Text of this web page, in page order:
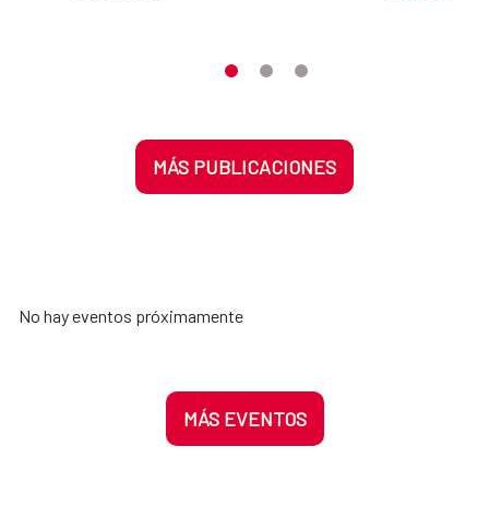
Moves the carousel to its element
Moves the carousel to its
Moves the carousel to its
MÁS PUBLICACIONES
No hay eventos próximamente
MÁS EVENTOS